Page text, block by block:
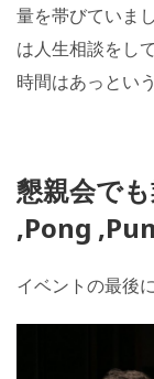
量を帯びていま
は人生相談をし
時間はあっとい
懇親会で
,Pong
イベントの最後